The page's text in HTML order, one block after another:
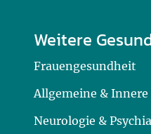
Weitere
Frauengesundheit
Allgemeine &
Neurologie &